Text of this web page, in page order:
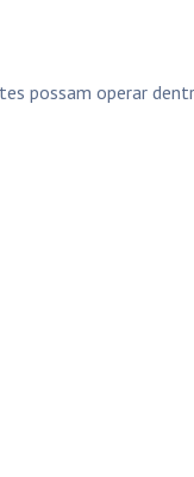
possam operar